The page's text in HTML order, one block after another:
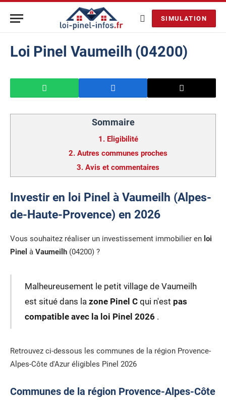
SIMULATION
Loi Pinel Vaumeilh (04200)
Sommaire
1. Eligibilité
2. Autres communes proches
3. Avis et commentaires
Investir en loi Pinel à Vaumeilh (Alpes-
de-Haute-Provence) en 2026
Vous souhaitez réaliser un investissement immobilier en loi
Pinel à Vaumeilh (04200) ?
Malheureusement le petit village de Vaumeilh
est situé dans la zone Pinel Cqui n'est pas
compatible avec la loi Pinel 2026 .
Retrouvez ci-dessous les communes de la région Provence-
Alpes-Côte d'Azur éligibles Pinel 2026
Communes de la région Provence-Alpes-Côte